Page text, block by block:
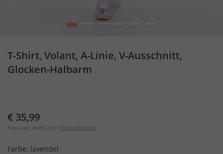
1
T-Shirt, Volant, A-Linie, V-Ausschnitt,
Glocken-Halbarm
€ 35,99
Preis inkl. MwSt. zzgl. Versandkosten
Farbe: lavendel